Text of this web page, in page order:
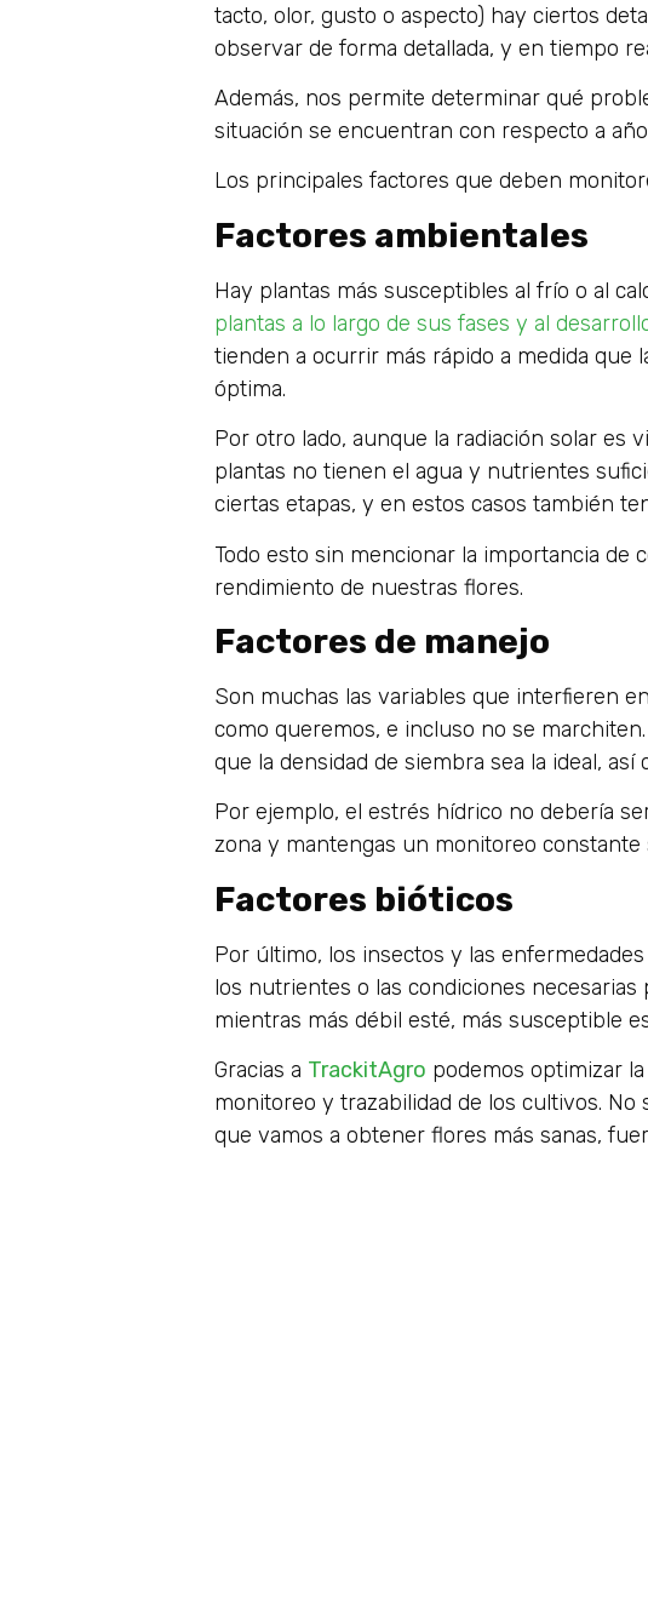
tacto, olor, gusto o aspecto) hay ciertos
observar de forma detallada, y en tiempo
Además, nos permite determinar qué
situación se encuentran con respecto a
Los principales factores que deben
Factores ambientales
Hay plantas más susceptibles al frío o al
plantas a lo largo de sus fases y al
tienden a ocurrir más rápido a medida que
óptima.
Por otro lado, aunque la radiación solar es
plantas no tienen el agua y nutrientes
ciertas etapas, y en estos casos también
Todo esto sin mencionar la importancia de
rendimiento de nuestras flores.
Factores de manejo
Son muchas las variables que interfieren
como queremos, e incluso no se
que la densidad de siembra sea la ideal,
Por ejemplo, el estrés hídrico no debería
zona y mantengas un monitoreo
Factores bióticos
Por último, los insectos y las
los nutrientes o las condiciones
mientras más débil esté, más susceptible
Gracias a TrackitAgro podemos optimizar
monitoreo y trazabilidad de los cultivos.
que vamos a obtener flores más sanas,